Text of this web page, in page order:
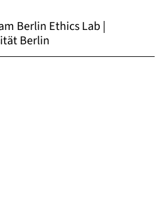
Berlin Ethics Lab |
Berlin